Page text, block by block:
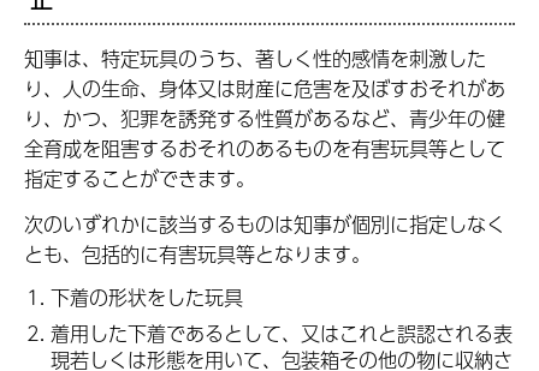
知事は、特定玩具のうち、著しく性的感情を刺激した
り、人の生命、身体又は財産に危害を及ぼすおそれがあ
り、かつ、犯罪を誘発する性質があるなど、青少年の健
全育成を阻害するおそれのあるものを有害玩具等として
指定することができます。
次のいずれかに該当するものは知事が個別に指定しなく
とも、包括的に有害玩具等となります。
下着の形状をした玩具
着用した下着であるとして、又はこれと誤認される表
現若しくは形態を用いて、包装箱その他の物に収納さ